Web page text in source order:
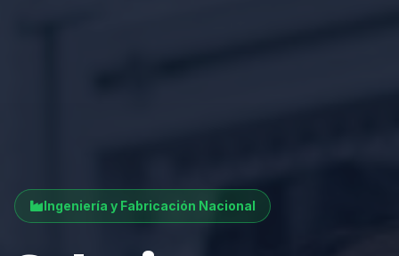
Ingeniería y Fabricación Nacional